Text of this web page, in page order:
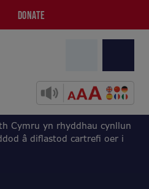
DONATE
Cymru yn rhyddhau cynllun
â diflastod cartrefi oer i